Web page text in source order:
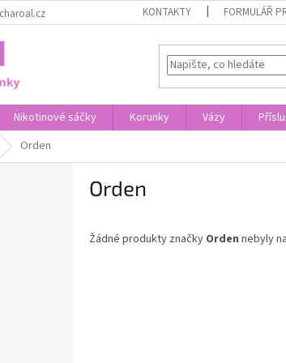
KONTAKTY FORMULÁŘ
Nikotinové sáčky Korunky Vázy
Orden
Orden
Žádné produkty značky Orden nebyly